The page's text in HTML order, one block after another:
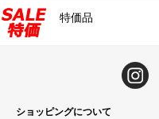
特価品
ショッピングについて